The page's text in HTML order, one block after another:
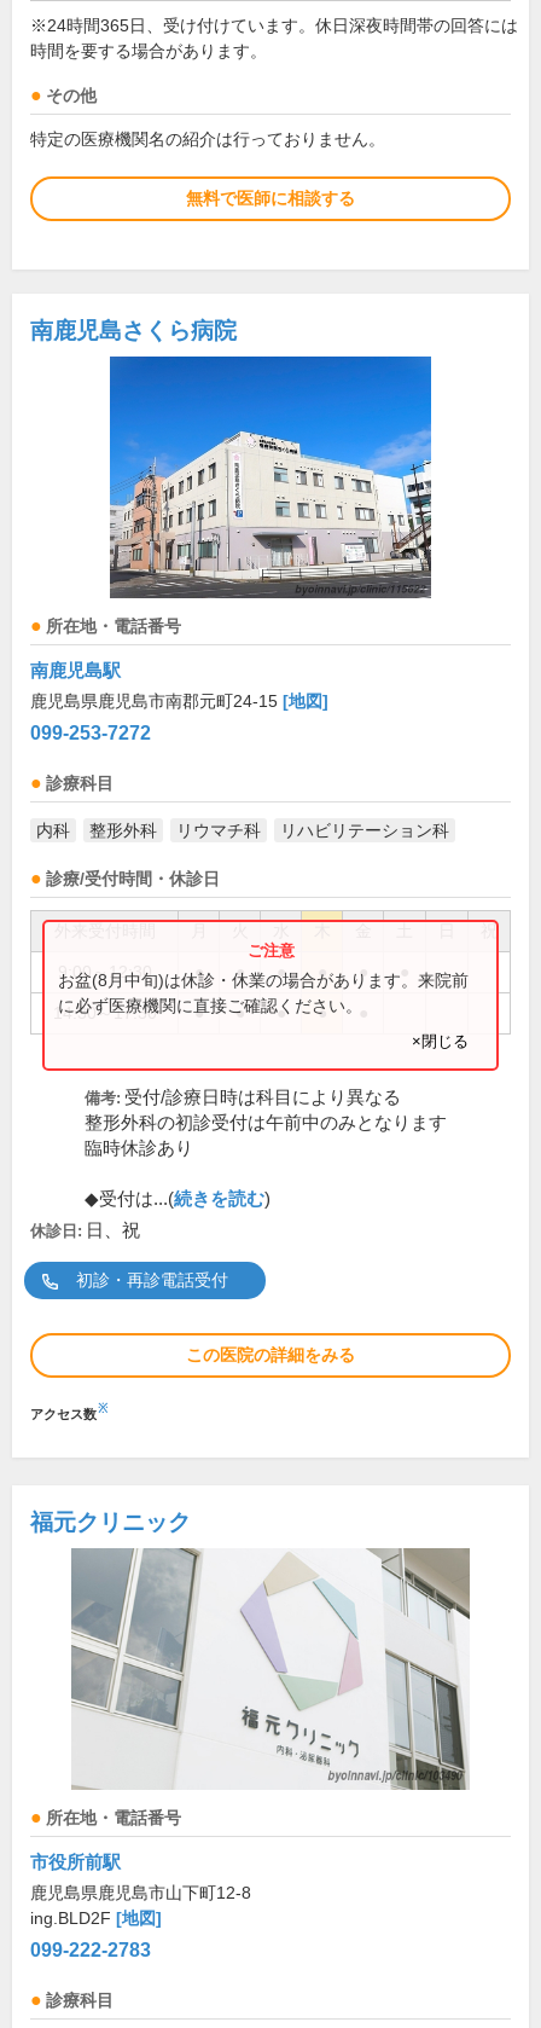
※24時間365日、受け付けています。休日深夜時間帯の回答には
時間を要する場合があります。
その他
特定の医療機関名の紹介は行っておりません。
無料で医師に相談する
南鹿児島さくら病院
所在地・電話番号
南鹿児島駅
鹿児島県鹿児島市南郡元町24-15 [地図]
099-253-7272
診療科目
内科 整形外科 リウマチ科 リハビリテーション科
診療/受付時間・休診日
祝
9:00～12:30 ● ● ● ● ●
14:30～17:30 ● ● ● ●
お盆(8月中旬)は休診・休業の場合があります。来院前
に必ず医療機関に直接ご確認ください。
×閉じる
備考: 受付/診療日時は科目により異なる
整形外科の初診受付は午前中のみとなります
臨時休診あり
◆受付は...(続きを読む)
休診日: 日、祝
初診・再診電話受付
この医院の詳細をみる
アクセス数※
福元クリニック
所在地・電話番号
市役所前駅
鹿児島県鹿児島市山下町12-8
ing.BLD2F [地図]
099-222-2783
診療科目